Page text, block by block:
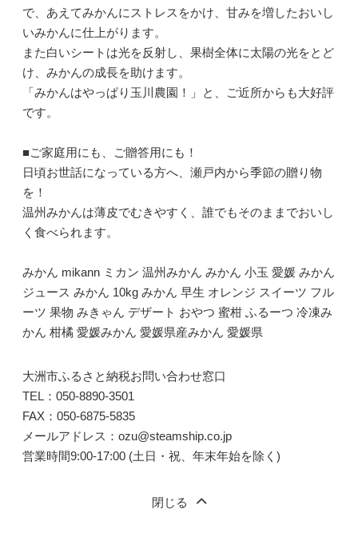
で、あえてみかんにストレスをかけ、甘みを増したおいし
いみかんに仕上がります。
また白いシートは光を反射し、果樹全体に太陽の光をとど
け、みかんの成長を助けます。
「みかんはやっぱり玉川農園！」と、ご近所からも大好評
です。
■ご家庭用にも、ご贈答用にも！
日頃お世話になっている方へ、瀬戸内から季節の贈り物
を！
温州みかんは薄皮でむきやすく、誰でもそのままでおいし
く食べられます。
みかん mikann ミカン 温州みかん みかん 小玉 愛媛 みかん
ジュース みかん 10kg みかん 早生 オレンジ スイーツ フル
ーツ 果物 みきゃん デザート おやつ 蜜柑 ふるーつ 冷凍み
かん 柑橘 愛媛みかん 愛媛県産みかん 愛媛県
大洲市ふるさと納税お問い合わせ窓口
TEL：050‐8890‐3501
FAX：050‐6875‐5835
メールアドレス：ozu@steamship.co.jp
営業時間9:00-17:00 (土日・祝、年末年始を除く)
閉じる